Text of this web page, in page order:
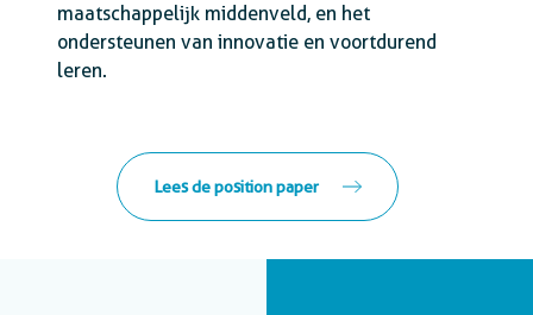
maatschappelijk middenveld, en het
ondersteunen van innovatie en voortdurend
leren.
Lees de position paper